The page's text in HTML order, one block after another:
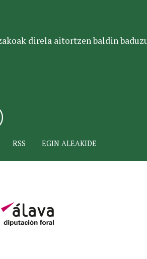
direla aitortzen baldin
RSS EGIN ALEAKIDE